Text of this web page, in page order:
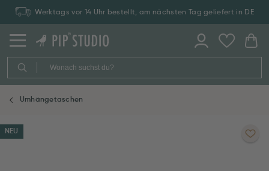
Werktags vor 14 Uhr bestellt, am nächsten Tag geliefert in DE
Umhängetaschen
NEU